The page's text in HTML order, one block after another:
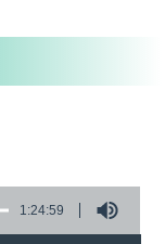
1:24:59